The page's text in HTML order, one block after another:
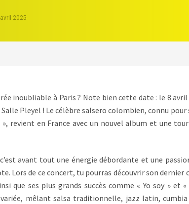
2025
inoubliable à Paris ? Note bien cette date : le 8 avril
Pleyel ! Le célèbre salsero colombien, connu pour
», revient en France avec un nouvel album et une
avant tout une énergie débordante et une
Lors de ce concert, tu pourras découvrir son dernier
que ses plus grands succès comme « Yo soy » et
variée, mêlant salsa traditionnelle, jazz latin,